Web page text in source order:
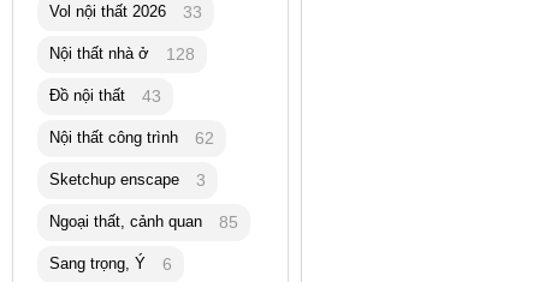
Vol nội thất 2026 33
Nội thất nhà ở 128
Đồ nội thất 43
Nội thất công trình 62
Sketchup enscape 3
Ngoại thất, cảnh quan 85
Sang trọng, Ý 6